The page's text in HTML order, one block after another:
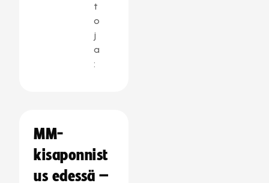
t
o
j
a
:
MM-
kisaponnist
us edessä –